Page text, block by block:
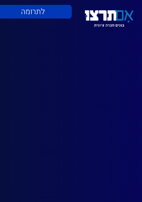
לתרומה